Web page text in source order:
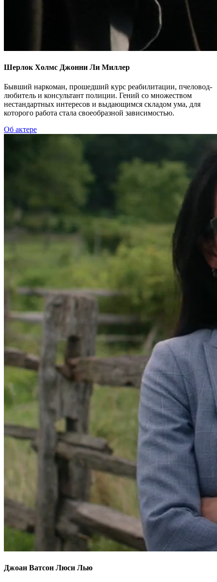
Шерлок Холмс Джонни Ли Миллер
Бывший наркоман, прошедший курс реабилитации, пчеловод-
любитель и консультант полиции. Гений со множеством
нестандартных интересов и выдающимся складом ума, для
которого работа стала своеобразной зависимостью.
Об актере
Джоан Ватсон Люси Лью